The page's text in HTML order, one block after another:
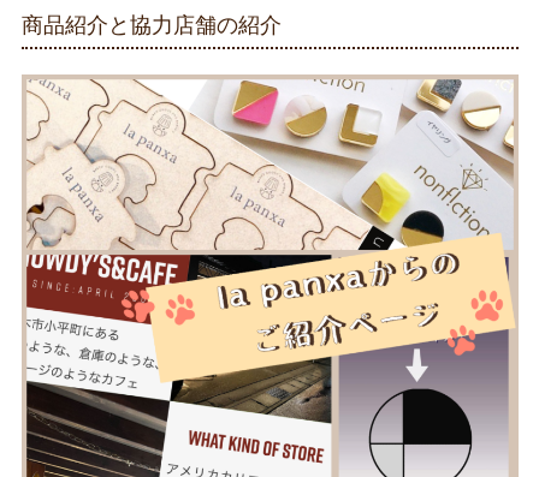
商品紹介と協力店舗の紹介